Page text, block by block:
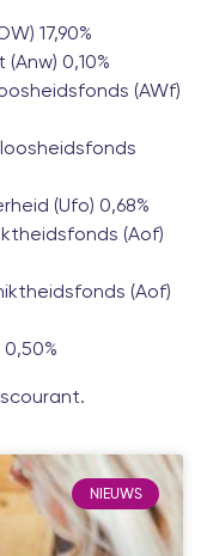
17,90%
0,10%
(AWf)
(Ufo) 0,68%
(Aof)
(Aof)
.
NIEUWS